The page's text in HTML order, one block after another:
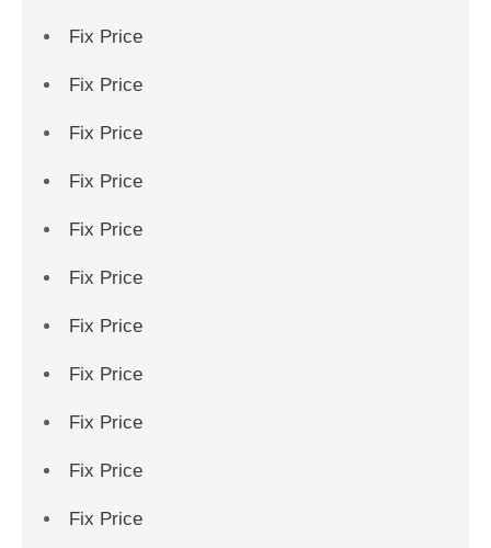
Fix Price
Fix Price
Fix Price
Fix Price
Fix Price
Fix Price
Fix Price
Fix Price
Fix Price
Fix Price
Fix Price